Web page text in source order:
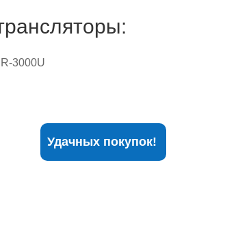
3000U
Удачных покупок!